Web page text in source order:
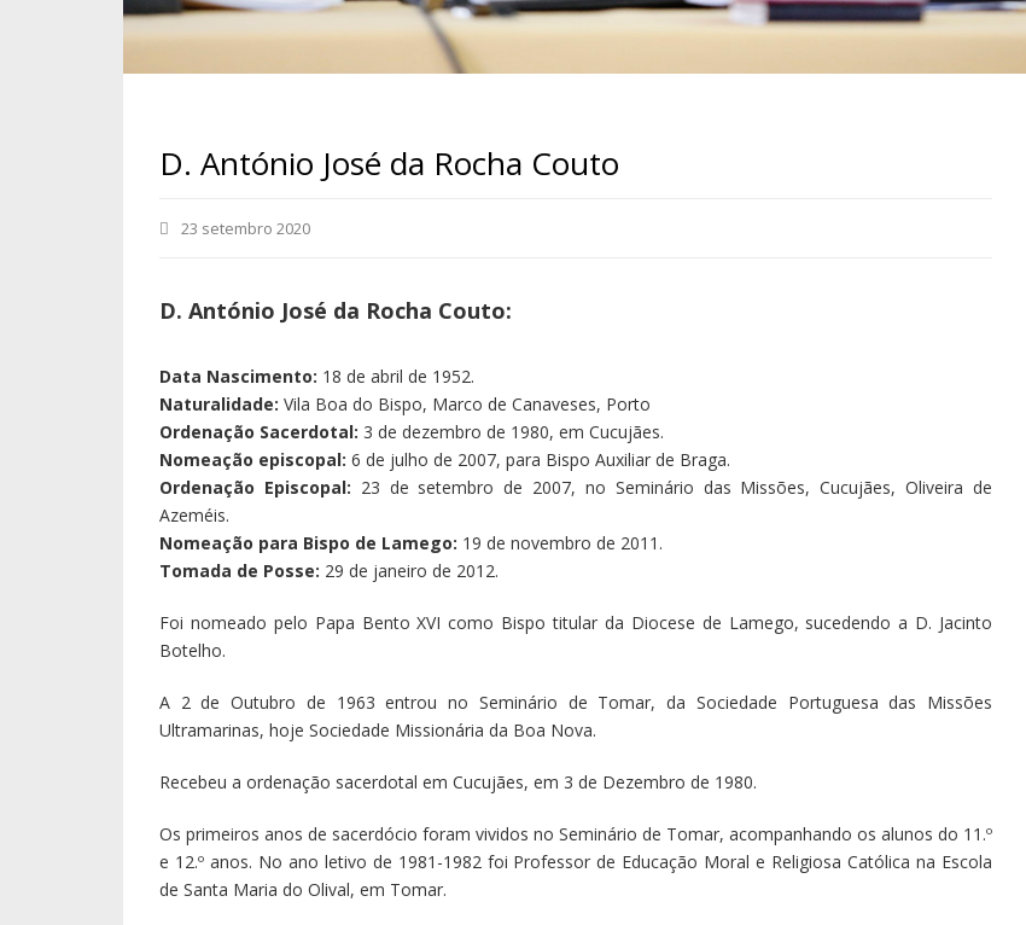
D. António José da Rocha Couto
23 setembro 2020
D. António José da Rocha Couto:
Data Nascimento: 18 de abril de 1952.
Naturalidade: Vila Boa do Bispo, Marco de Canaveses, Porto
Ordenação Sacerdotal: 3 de dezembro de 1980, em Cucujães.
Nomeação episcopal: 6 de julho de 2007, para Bispo Auxiliar de Braga.
Ordenação Episcopal: 23 de setembro de 2007, no Seminário das Missões, Cucujães, Oliveira de
Azeméis.
Nomeação para Bispo de Lamego: 19 de novembro de 2011.
Tomada de Posse: 29 de janeiro de 2012.
Foi nomeado pelo Papa Bento XVI como Bispo titular da Diocese de Lamego, sucedendo a D. Jacinto
Botelho.
A 2 de Outubro de 1963 entrou no Seminário de Tomar, da Sociedade Portuguesa das Missões
Ultramarinas, hoje Sociedade Missionária da Boa Nova.
Recebeu a ordenação sacerdotal em Cucujães, em 3 de Dezembro de 1980.
Os primeiros anos de sacerdócio foram vividos no Seminário de Tomar, acompanhando os alunos do 11.º
e 12.º anos. No ano letivo de 1981-1982 foi Professor de Educação Moral e Religiosa Católica na Escola
de Santa Maria do Olival, em Tomar.